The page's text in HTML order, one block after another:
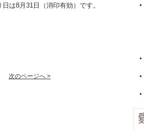
は8月31日（消印有効）です。
次のページへ >